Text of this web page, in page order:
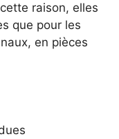
raison, elles
que pour les
en pièces